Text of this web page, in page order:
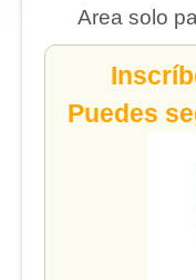
Area solo
Puedes